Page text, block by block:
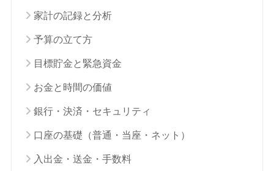
家計の記録と分析
予算の立て方
目標貯金と緊急資金
お金と時間の価値
銀行・決済・セキュリティ
口座の基礎（普通・当座・ネット）
入出金・送金・手数料